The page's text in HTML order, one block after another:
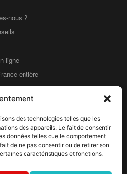
des technologies telles que les
des appareils. Le fait de consentir
données telles que le comportement
de ne pas consentir ou de retirer son
caractéristiques et fonctions.
nous ?
ligne
entière